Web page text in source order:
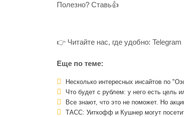
Полезно? Ставь👍
👉 Читайте нас, где удобно:
Еще по теме:
Несколько интересных инсайтов по
Что будет с рублем: у него есть цель
Все знают, что это не поможет. Но
ТАСС: Уиткофф и Кушнер могут